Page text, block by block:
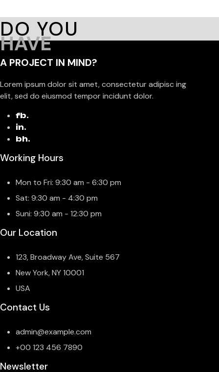
DO YOU
HAVE
A PROJECT IN MIND?
Lorem ipsum dolor sit amet, consectetur adipisc ing
elit, sed do eiusmod tempor incidunt dolor.
fb.
in.
bh.
Working Hours
Mon to Fri: 9:30 am - 6:30 pm
Sat: 9:30 am - 4:30 pm
Suni: 9:30 am - 12:30 pm
Our Location
123, Broadway Ave, Suite 567
New York, NY 10001
USA
Contact Us
admin@example.com
+00 123 456 7890
Newsletter